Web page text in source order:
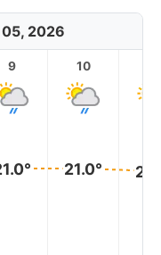
2026
9 10
21.0°